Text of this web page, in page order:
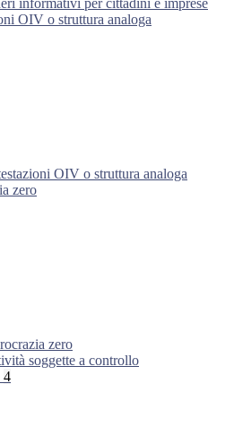
informativi per cittadini e imprese
OIV o struttura analoga
OIV o struttura analoga
zero
zero
soggette a controllo
4